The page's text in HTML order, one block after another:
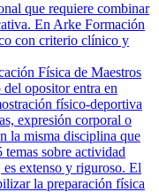
que requiere combinar
En Arke Formación
con criterio clínico y
Física de Maestros
opositor entra en
físico-deportiva
expresión corporal o
la misma disciplina que
sobre actividad
extenso y riguroso. El
la preparación física